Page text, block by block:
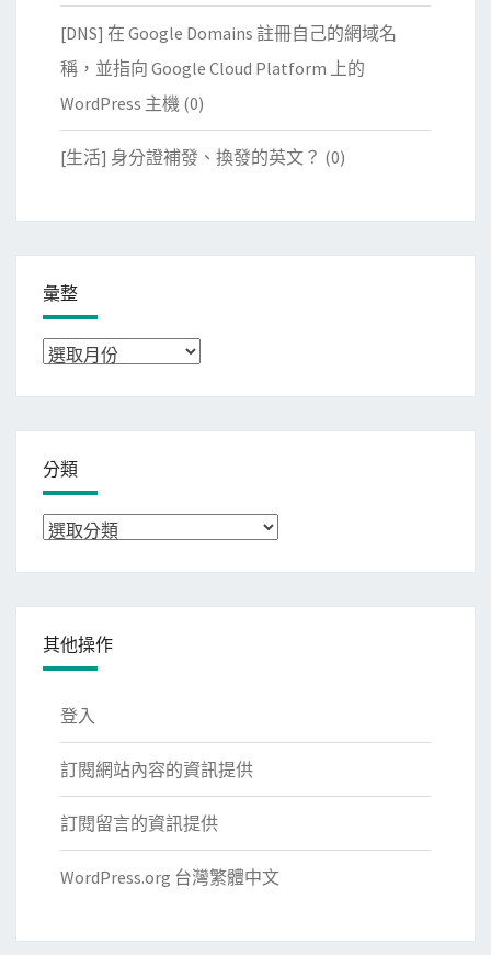
[DNS] 在 Google Domains 註冊自己的網域名
稱，並指向 Google Cloud Platform 上的
WordPress 主機 (0)
[生活] 身分證補發、換發的英文？ (0)
彙整
彙
分類
分
其他操作
登入
訂閱網站內容的資訊提供
訂閱留言的資訊提供
WordPress.org 台灣繁體中文